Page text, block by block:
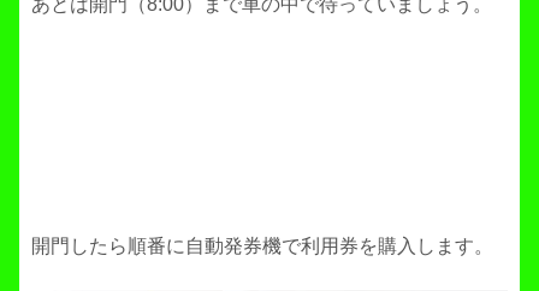
開門したら順番に自動発券機で利用券を購入します。